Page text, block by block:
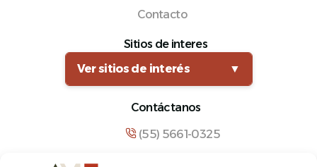
Contacto
Sitios de interes
Ver sitios de interés
▼
Contáctanos
(55) 5661-0325